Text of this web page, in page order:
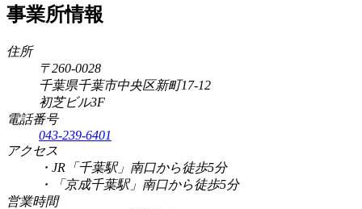
事業所情報
住所
〒260-0028
千葉県千葉市中央区新町17-12
初芝ビル3F
電話番号
043-239-6401
アクセス
・JR「千葉駅」南口から徒歩5分
・「京成千葉駅」南口から徒歩5分
営業時間